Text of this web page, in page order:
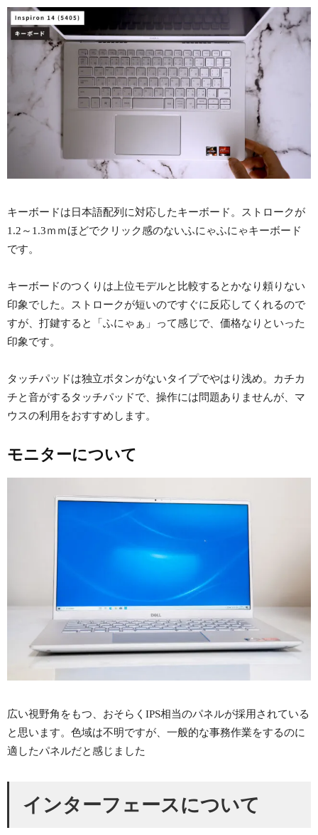
キーボードは日本語配列に対応したキーボード。ストロークが
1.2～1.3ｍｍほどでクリック感のないふにゃふにゃキーボード
です。
キーボードのつくりは上位モデルと比較するとかなり頼りない
印象でした。ストロークが短いのですぐに反応してくれるので
すが、打鍵すると「ふにゃぁ」って感じで、価格なりといった
印象です。
タッチパッドは独立ボタンがないタイプでやはり浅め。カチカ
チと音がするタッチパッドで、操作には問題ありませんが、マ
ウスの利用をおすすめします。
モニターについて
広い視野角をもつ、おそらくIPS相当のパネルが採用されている
と思います。色域は不明ですが、一般的な事務作業をするのに
適したパネルだと感じました
インターフェースについて